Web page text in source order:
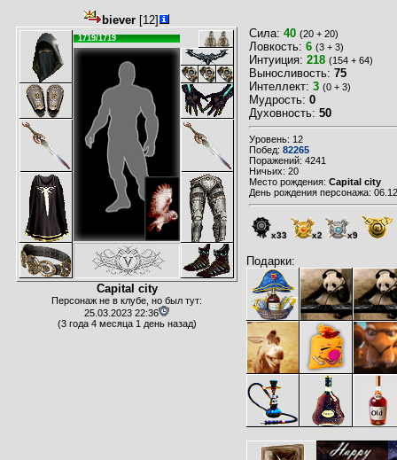
biever [12]
1719/1719
Capital city
Персонаж не в клубе, но был тут:
25.03.2023 22:36
(3 года 4 месяца 1 день назад)
Сила: 40 (20 + 20)
Ловкость: 6 (3 + 3)
Интуиция: 218 (154 + 64)
Выносливость: 75
Интеллект: 3 (0 + 3)
Мудрость: 0
Духовность: 50
Уровень: 12
Побед: 82265
Поражений: 4241
Ничьих: 20
Место рождения: Capital city
День рождения персонажа:
x33 x2 x9
Подарки: